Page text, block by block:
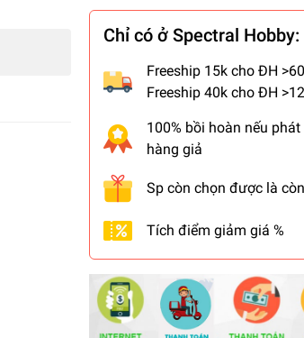
Chỉ có ở Spectral Hobby:
Freeship 15k cho ĐH
Freeship 40k cho ĐH
100% bồi hoàn nếu phát
hàng giả
Sp còn chọn được là
Tích điểm giảm giá %